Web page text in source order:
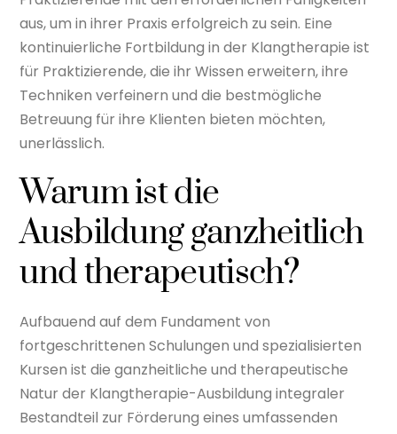
aus, um in ihrer Praxis erfolgreich zu sein. Eine
kontinuierliche Fortbildung in der Klangtherapie ist
für Praktizierende, die ihr Wissen erweitern, ihre
Techniken verfeinern und die bestmögliche
Betreuung für ihre Klienten bieten möchten,
unerlässlich.
Warum ist die
Ausbildung ganzheitlich
und therapeutisch?
Aufbauend auf dem Fundament von
fortgeschrittenen Schulungen und spezialisierten
Kursen ist die ganzheitliche und therapeutische
Natur der Klangtherapie-Ausbildung integraler
Bestandteil zur Förderung eines umfassenden